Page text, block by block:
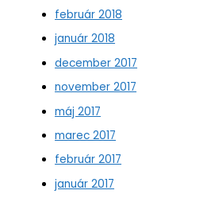
február 2018
január 2018
december 2017
november 2017
máj 2017
marec 2017
február 2017
január 2017